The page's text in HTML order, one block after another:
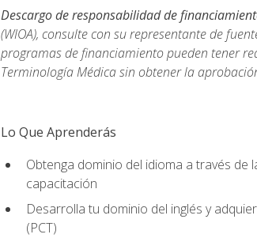
Descargo de responsabilidad de
(WIOA), consulte con su representante de
programas de financiamiento pueden tener
Terminología Médica sin obtener la
Lo Que Aprenderás
Obtenga dominio del idioma a través
capacitación
Desarrolla tu dominio del inglés y
(PCT)